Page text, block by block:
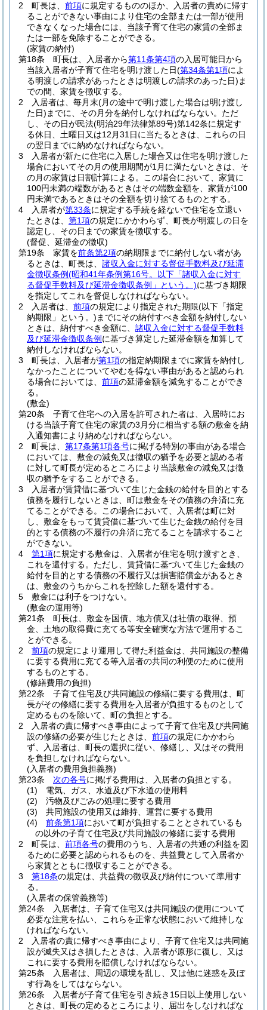
2
町長は、 前項に規定するもののほか、入居者の責めに帰す
ることができない事由により住宅の全部または一部が使用
できなくなった場合には、当該子育て住宅の家賃の全部ま
たは一部を免除することができる。
(家賃の納付)
第18条
町長は、入居者から第11条第4項の入居可能日から
当該入居者が子育て住宅を明け渡した日(第34条第1項によ
る明渡しの請求があったときは明渡しの請求のあった日) ま
での間、家賃を徴収する。
2
入居者は、毎月末(月の途中で明け渡した場合は明け渡し
た日) までに、その月分を納付しなければならない。 ただ
し、その日が民法(明治29年法律第89号)第142条に規定す
る休日、土曜日又は12月31日に当たるときは、これらの日
の翌日までに納めなければならない。
3
入居者が新たに住宅に入居した場合又は住宅を明け渡した
場合においてその月の使用期間が1月に満たないときは、そ
の月の家賃は日割計算による。
この場合において、家賃に
100円未満の端数があるときはその端数金額を、家賃が100
円未満であるときはその全額を切り捨てるものとする。
4
入居者が第33条に規定する手続を経ないで住宅を立退い
たときは、 第1項の規定にかかわらず、町長が明渡しの日を
認定し、その日までの家賃を徴収する。
(督促、延滞金の徴収)
第19条
家賃を前条第2項の納期限までに納付しない者があ
るときは、町長は、 諸収入金に対する督促手数料及び延滞
金徴収条例(昭和41年条例第16号。以下「諸収入金に対す
る督促手数料及び延滞金徴収条例」という。)に基づき期限
を指定してこれを督促しなければならない。
2
入居者は、 前項の規定により指定された期限(以下「指定
納期限」という。) までにその納付すべき金額を納付しない
ときは、納付すべき金額に、 諸収入金に対する督促手数料
及び延滞金徴収条例 に基づき算定した延滞金額を加算して
納付しなければならない。
3
町長は、入居者が第1項の指定納期限までに家賃を納付し
なかったことについてやむを得ない事由があると認められ
る場合においては、 前項の延滞金額を減免することができ
る。
(敷金)
第20条
子育て住宅への入居を許可された者は、入居時にお
ける当該子育て住宅の家賃の3月分に相当する額の敷金を納
入通知書により納めなければならない。
2
町長は、 第17条第1項各号に掲げる特別の事由がある場合
においては、敷金の減免又は徴収の猶予を必要と認める者
に対して町長が定めるところにより当該敷金の減免又は徴
収の猶予をすることができる。
3
入居者が賃貸借に基づいて生じた金銭の給付を目的とする
債務を履行しないときは、町は敷金をその債務の弁済に充
てることができる。
この場合において、入居者は町に対
し、敷金をもって賃貸借に基づいて生じた金銭の給付を目
的とする債務の不履行の弁済に充てることを請求すること
ができない。
4
第1項に規定する敷金は、入居者が住宅を明け渡すとき、
これを還付する。 ただし、賃貸借に基づいて生じた金銭の
給付を目的とする債務の不履行又は損害賠償金があるとき
は、敷金のうちからこれを控除した額を還付する。
5
敷金には利子をつけない。
(敷金の運用等)
第21条
町長は、敷金を国債、地方債又は社債の取得、預
金、土地の取得費に充てる等安全確実な方法で運用するこ
とができる。
2
前項の規定により運用して得た利益金は、共同施設の整備
に要する費用に充てる等入居者の共同の利便のために使用
するものとする。
(修繕費用の負担)
第22条
子育て住宅及び共同施設の修繕に要する費用は、町
長がその修繕に要する費用を入居者が負担するものとして
定めるものを除いて、町の負担とする。
2
入居者の責に帰すべき事由によって子育て住宅及び共同施
設の修繕の必要が生じたときは、 前項の規定にかかわら
ず、入居者は、町長の選択に従い、修繕し、又はその費用
を負担しなければならない。
(入居者の費用負担義務)
第23条
次の各号に掲げる費用は、入居者の負担とする。
(1)
電気、ガス、水道及び下水道の使用料
(2)
汚物及びごみの処理に要する費用
(3)
共同施設の使用又は維持、運営に要する費用
(4)
前条第1項において町が負担することとされているも
の以外の子育て住宅及び共同施設の修繕に要する費用
2
町長は、 前項各号の費用のうち、入居者の共通の利益を図
るために必要と認められるものを、共益費として入居者か
ら家賃とともに徴収することができる。
3
第18条の規定は、共益費の徴収及び納付について準用す
る。
(入居者の保管義務等)
第24条
入居者は、子育て住宅又は共同施設の使用について
必要な注意を払い、これらを正常な状態において維持しな
ければならない。
2
入居者の責に帰すべき事由により、子育て住宅又は共同施
設が滅失又はき損したときは、入居者が原形に復し、又は
これに要する費用を賠償しなければならない。
第25条
入居者は、周辺の環境を乱し、又は他に迷惑を及ぼ
す行為をしてはならない。
第26条
入居者が子育て住宅を引き続き15日以上使用しない
ときは、町長の定めるところにより、届出をしなければな